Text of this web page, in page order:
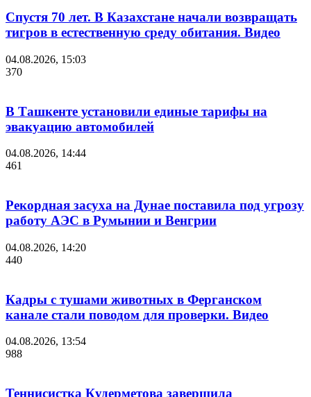
Спустя 70 лет. В Казахстане начали возвращать
тигров в естественную среду обитания. Видео
04.08.2026, 15:03
370
В Ташкенте установили единые тарифы на
эвакуацию автомобилей
04.08.2026, 14:44
461
Рекордная засуха на Дунае поставила под угрозу
работу АЭС в Румынии и Венгрии
04.08.2026, 14:20
440
Кадры с тушами животных в Ферганском
канале стали поводом для проверки. Видео
04.08.2026, 13:54
988
Теннисистка Кудерметова завершила